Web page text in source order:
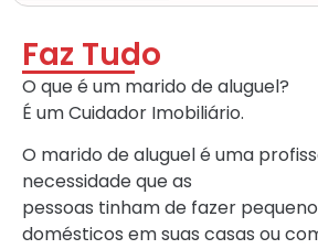
Faz Tudo
O que é um marido de aluguel?
É um Cuidador Imobiliário.
O marido de aluguel é uma
necessidade que as
pessoas tinham de fazer
domésticos em suas casas ou